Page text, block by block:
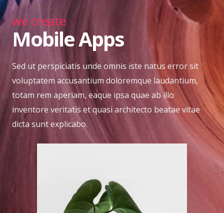
we create
Mobile Apps
Sed ut perspiciatis unde omnis iste natus error sit
voluptatem accusantium doloremque laudantium,
totam rem aperiam, eaque ipsa quae ab illo
inventore veritatis et quasi architecto beatae vitae
dicta sunt explicabo.